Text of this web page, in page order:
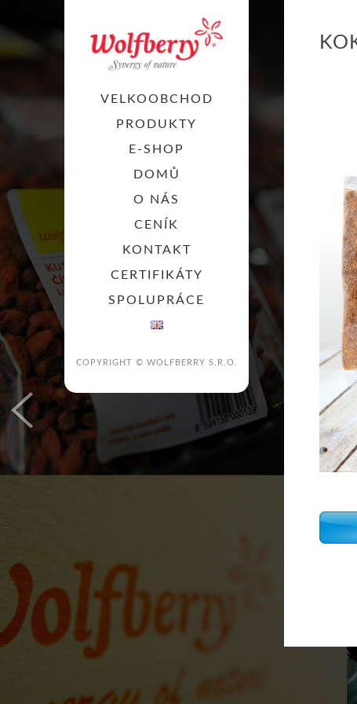
VELKOOBCHOD
PRODUKTY
E-SHOP
DOMŮ
O NÁS
CENÍK
KONTAKT
CERTIFIKÁTY
SPOLUPRÁCE
COPYRIGHT © WOLFBERRY S.R.O.